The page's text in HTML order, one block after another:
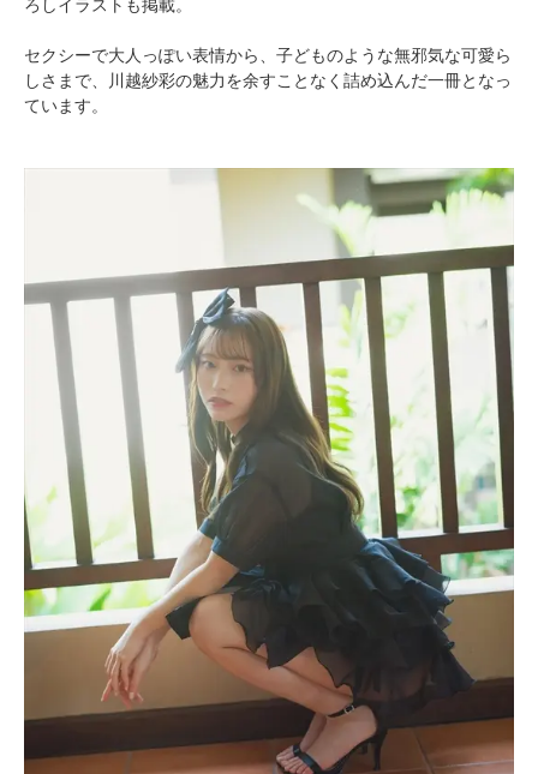
ろしイラストも掲載。
セクシーで大人っぽい表情から、子どものような無邪気な可愛ら
しさまで、川越紗彩の魅力を余すことなく詰め込んだ一冊となっ
ています。